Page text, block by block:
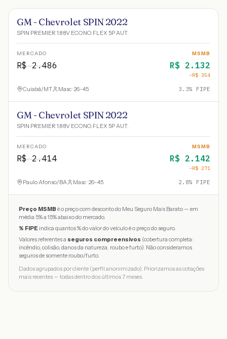
GM - Chevrolet SPIN 2022
SPIN PREMIER 1.8 8V ECONO.FLEX 5P AUT.
MERCADO
R$2.486
MSMB
R$ 2.132
−R$ 354
Cuiabá/MT Masc · 26-45 3.3% FIPE
GM - Chevrolet SPIN 2022
SPIN PREMIER 1.8 8V ECONO.FLEX 5P AUT.
MERCADO
R$2.414
MSMB
R$ 2.142
−R$ 271
Paulo Afonso/BA Masc · 26-45 2.8% FIPE
Preço MSMB é o preço com desconto do Meu Seguro Mais Barato — em
média 5% a 15% abaixo do mercado.
% FIPE indica quantos % do valor do veículo é o preço do seguro.
Valores referentes a seguros compreensivos (cobertura completa:
incêndio, colisão, danos da natureza, roubo e furto). Não consideramos
seguros de somente roubo/furto.
Dados agrupados por cliente (perfil anonimizado). Priorizamos as cotações
mais recentes — todas dentro dos últimos 7 meses.